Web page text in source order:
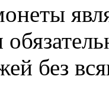
без